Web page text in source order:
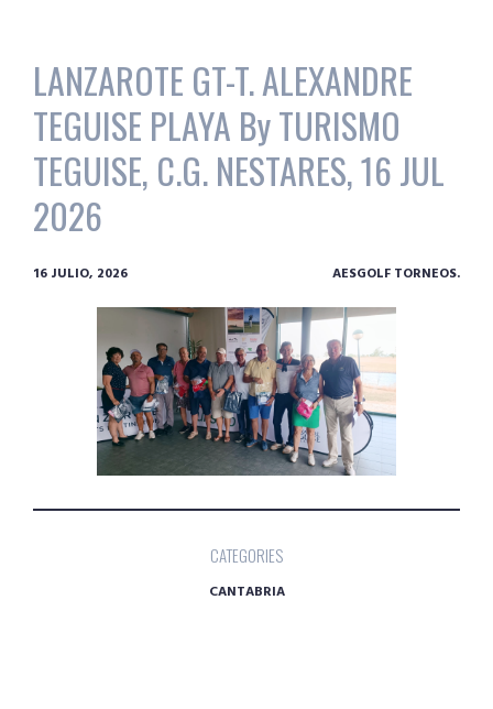
LANZAROTE GT-T. ALEXANDRE
TEGUISE PLAYA By TURISMO
TEGUISE, C.G. NESTARES, 16 JUL
2026
16 JULIO, 2026 AESGOLF TORNEOS.
CATEGORIES
CANTABRIA